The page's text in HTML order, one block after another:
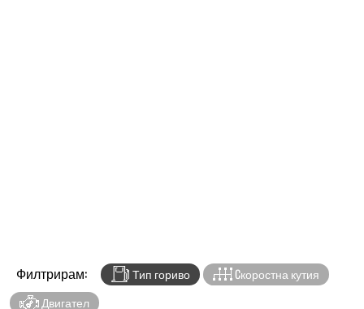
Филтрирам: Тип гориво
Cкоростна кутия
Двигател